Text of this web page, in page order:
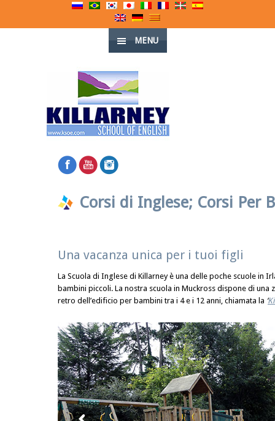
MENU
Corsi di Inglese; Corsi Per
Una vacanza unica per i tuoi figli
La Scuola di Inglese di Killarney è una delle poche scuole in
bambini piccoli. La nostra scuola in Muckross dispone di
retro dell’edificio per bambini tra i 4 e i 12 anni, chiamata la ‘